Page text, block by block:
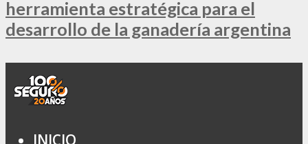
herramienta estratégica para el
desarrollo de la ganadería argentina
INICIO